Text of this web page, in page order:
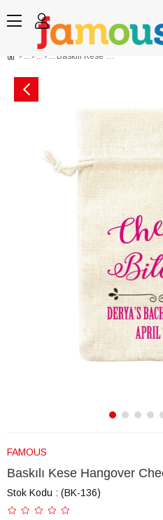
Baskılı Kese Hangover Cheers Bitches
FAMOUS
Baskılı Kese Hangover
Stok Kodu (BK-136)